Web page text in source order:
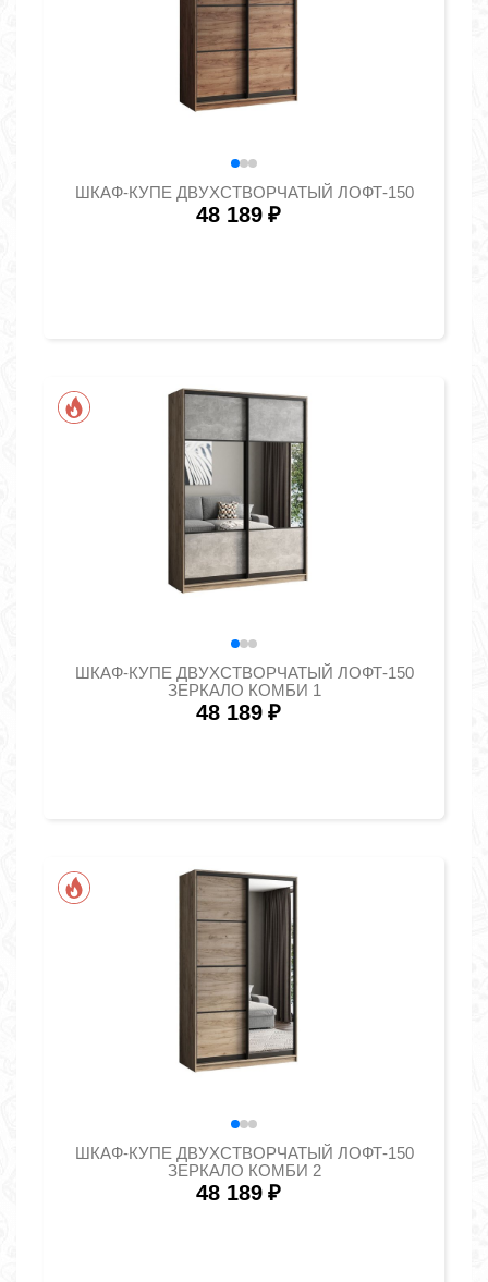
ШКАФ-КУПЕ ДВУХСТВОРЧАТЫЙ ЛОФТ-150
48 189 ₽
ШКАФ-КУПЕ ДВУХСТВОРЧАТЫЙ ЛОФТ-150
ЗЕРКАЛО КОМБИ 1
48 189 ₽
ШКАФ-КУПЕ ДВУХСТВОРЧАТЫЙ ЛОФТ-150
ЗЕРКАЛО КОМБИ 2
48 189 ₽